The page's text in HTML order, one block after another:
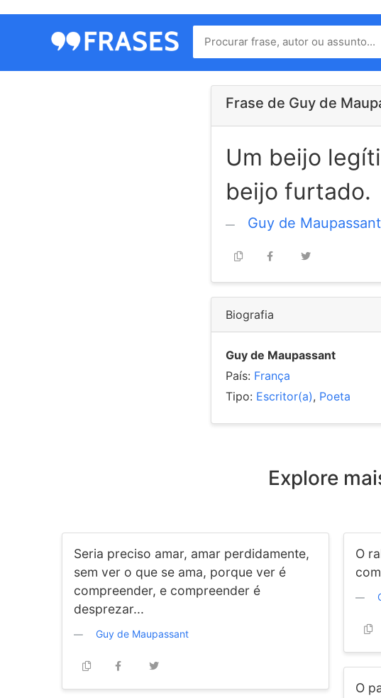
Menu
Frase de Guy de
Um beijo
beijo furtado.
Guy de Maupassant
Biografia
Guy de Maupassant
País: França
Tipo: Escritor(a), Poeta
Explore
Seria preciso amar, amar perdidamente,
sem ver o que se ama, porque ver é
compreender, e compreender é
desprezar...
Guy de Maupassant
O
O